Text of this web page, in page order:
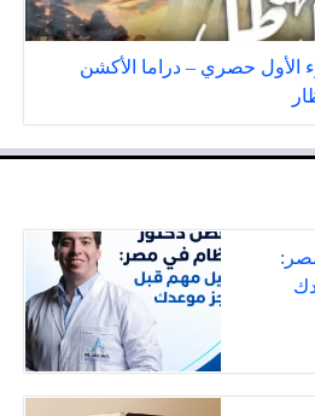
الأول حصري – دراما الأكشن